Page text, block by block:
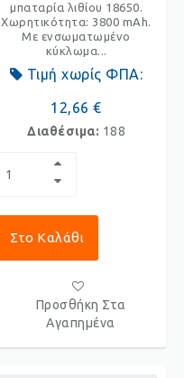
μπαταρία λιθίου 18650.
Χωρητικότητα: 3800 mAh.
Με ενσωματωμένο
κύκλωμα...
Τιμή χωρίς ΦΠΑ:
12,66 €
Διαθέσιμα: 188
Στο Καλάθι
Προσθήκη Στα
Αγαπημένα